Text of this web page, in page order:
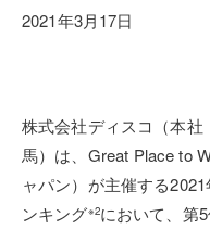
2021年3月17日
株式会社ディスコ（本
馬）は、Great Place to
ャパン）が主催する
ンキング※2において、第